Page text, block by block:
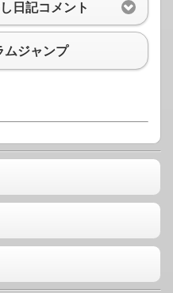
日記コメント
ムジャンプ